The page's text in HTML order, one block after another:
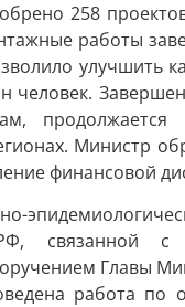
258
работы
улучшить
человек.
продолжается
Министр
финансовой
связанной с
Главы
работа по